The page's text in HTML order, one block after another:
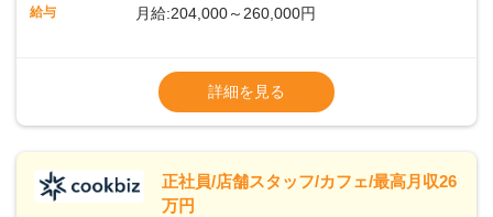
ッフとして経験を積んだ後、店長を目指してみませんか。売
よ♪あなたも、無理なくステップアップできる環境で、少しず
つ成長していきませんか？
給与 月給:204,000～260,000円
ます・東日本エリア：月給21万4000～27万
※経験・スキルを考慮の上、決定します。
※別途、残業代および各種手当あり
※試用期間なし
■店長職： ・西日本／月給26万7500円
詳細を見る
正社員/店舗スタッフ/カフェ/最高月収26
万円